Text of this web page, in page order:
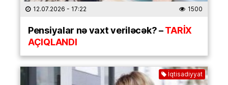
12.07.2026 - 17:22 1500
Pensiyalar nə vaxt veriləcək? –TARİX
AÇIQLANDI
İqtisadiyyat